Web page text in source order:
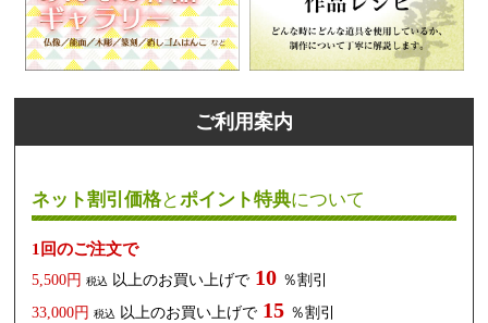
ご利用案内
ネット割引価格とポイント特典について
1回のご注文で
5,500円 税込 以上のお買い上げで 10 ％割引
33,000円 税込 以上のお買い上げで 15 ％割引